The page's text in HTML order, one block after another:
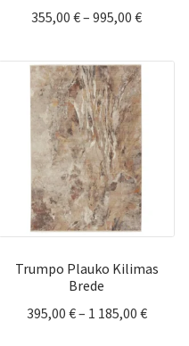
355,00 €– 995,00 €Price
355,00 €
Trumpo Plauko Kilimas
Brede
395,00 €– 1 185,00 €Price